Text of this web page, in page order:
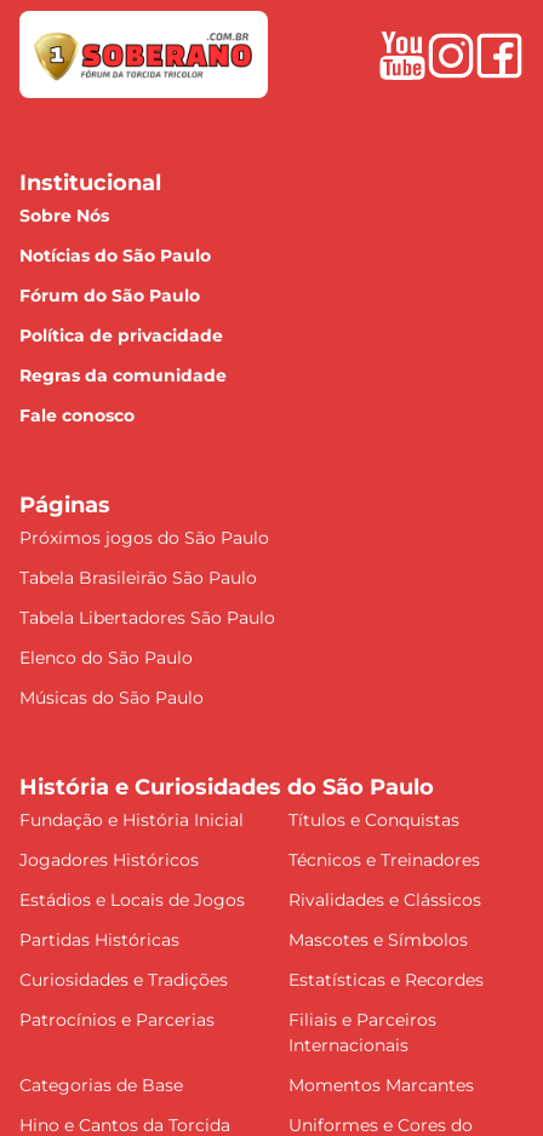
Institucional
Sobre Nós
Notícias do São Paulo
Fórum do São Paulo
Política de privacidade
Regras da comunidade
Fale conosco
Páginas
Próximos jogos do São Paulo
Tabela Brasileirão São Paulo
Tabela Libertadores São Paulo
Elenco do São Paulo
Músicas do São Paulo
História e Curiosidades do São Paulo
Fundação e História Inicial
Títulos e Conquistas
Jogadores Históricos
Técnicos e Treinadores
Estádios e Locais de Jogos
Rivalidades e Clássicos
Partidas Históricas
Mascotes e Símbolos
Curiosidades e Tradições
Estatísticas e Recordes
Patrocínios e Parcerias
Filiais e Parceiros
Internacionais
Categorias de Base
Momentos Marcantes
Hino e Cantos da Torcida
Uniformes e Cores do